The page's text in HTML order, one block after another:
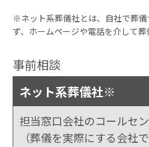
※ネット系葬儀社とは、自社で葬
ず、ホームページや電話を介して
事前相談
ネット系葬儀社※
担当窓口会社のコールセ
（葬儀を実際にする会社で